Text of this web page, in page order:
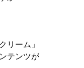
リーム」
テンツが